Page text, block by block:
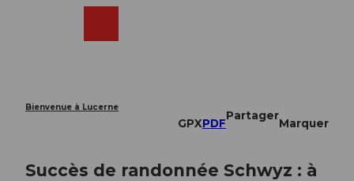
Bienvenue à Lucerne
GPXPDF
Partager
Marquer
Succès de randonnée Schwyz : à